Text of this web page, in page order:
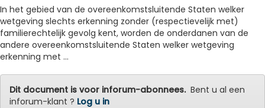
In het gebied van de overeenkomstsluitende Staten welker
wetgeving slechts erkenning zonder (respectievelijk met)
familierechtelijk gevolg kent, worden de onderdanen van de
andere overeenkomstsluitende Staten welker wetgeving
erkenning met ...
Dit document is voor inforum-abonnees.Bent u al een
inforum-klant ? Log u in